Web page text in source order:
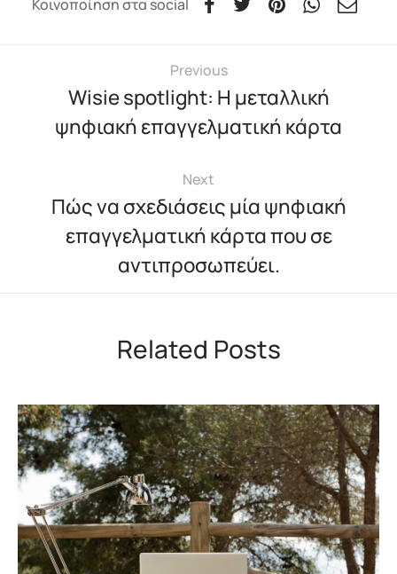
Κοινοποίηση στα social
Previous
Wisie spotlight: Η μεταλλική
ψηφιακή επαγγελματική κάρτα
Next
Πώς να σχεδιάσεις μία ψηφιακή
επαγγελματική κάρτα που σε
αντιπροσωπεύει.
Related Posts